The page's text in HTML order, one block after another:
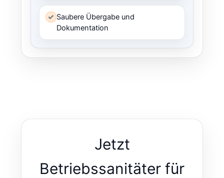
✓ Saubere Übergabe und
Dokumentation
Jetzt
Betriebssanitäter für